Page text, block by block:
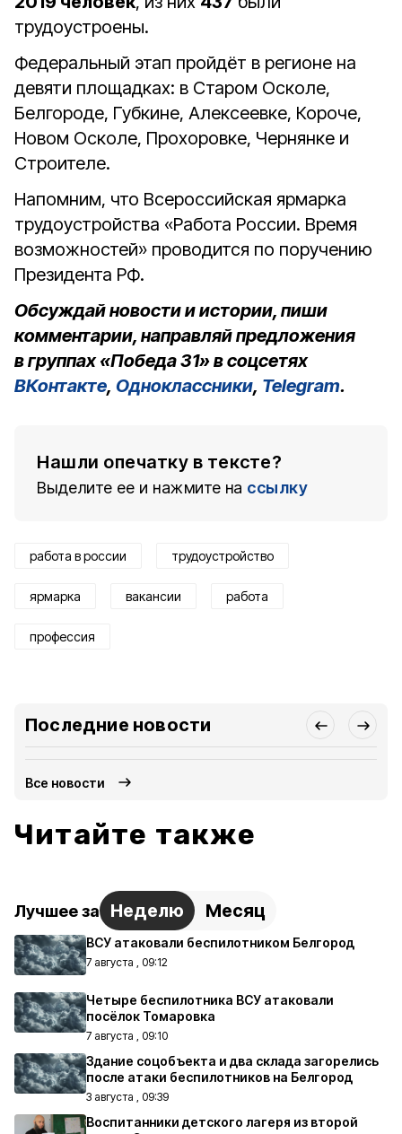
трудоустроены.
Федеральный этап пройдёт в регионе на
девяти площадках: в Старом Осколе,
Белгороде, Губкине, Алексеевке, Короче,
Новом Осколе, Прохоровке, Чернянке и
Строителе.
Напомним, что Всероссийская ярмарка
трудоустройства «Работа России. Время
возможностей» проводится по поручению
Президента РФ.
Обсуждай новости и истории, пиши
комментарии, направляй предложения
в группах «Победа 31» в соцсетях
ВКонтакте, Одноклассники, Telegram.
Нашли опечатку в тексте?
Выделите ее и нажмите на ссылку
работа в россии трудоустройство
ярмарка вакансии работа
профессия
Последние новости
Все новости
Читайте также
Лучшее за Неделю Месяц
ВСУ атаковали беспилотником Белгород
7 августа , 09:12
Четыре беспилотника ВСУ атаковали
посёлок Томаровка
7 августа , 09:10
Здание соцобъекта и два склада загорелись
после атаки беспилотников на Белгород
3 августа , 09:39
Воспитанники детского лагеря из второй